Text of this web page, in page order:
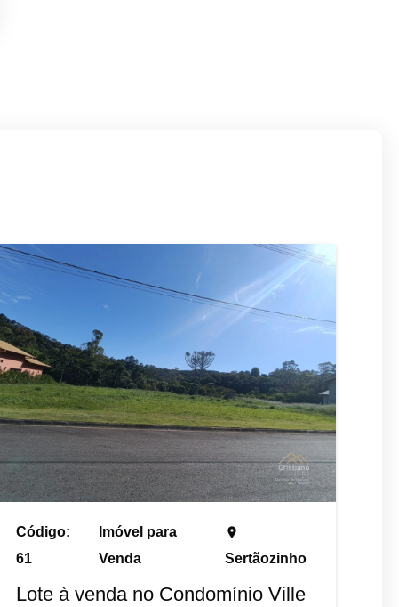
Código:
61
Imóvel para
Venda
place
Sertãozinho
Lote à venda no Condomínio Ville